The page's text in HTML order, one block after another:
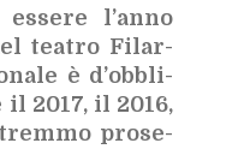
l’an­no
tea­tro Fi­lar­
è d’ob­bli­
2017, il 2016,
pro­se­